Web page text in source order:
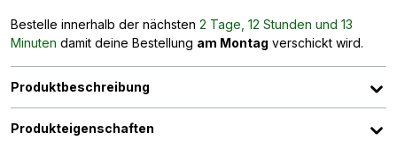
Bestelle innerhalb der nächsten 2 Tage, 12 Stunden und 13
Minuten damit deine Bestellung am Montag verschickt wird.
Produktbeschreibung
Produkteigenschaften